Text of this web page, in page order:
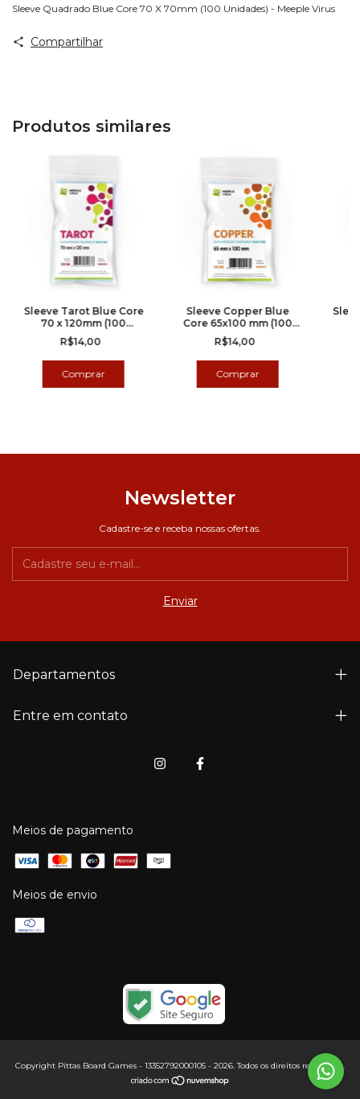
Sleeve Quadrado Blue Core 70 X 70mm (100 Unidades) - Meeple Virus
Compartilhar
Produtos similares
Sleeve Tarot Blue Core
70 x 120mm (100
Unidades) - Meeple
virus
R$14,00
Sleeve Copper Blue
Core 65x100 mm (100
Unidades) - Meeple
Virus
R$14,00
Newsletter
Cadastre-se e receba nossas ofertas.
Departamentos
Entre em contato
Meios de pagamento
Meios de envio
Copyright Pittas Board Games - 13352792000105 - 2026. Todos os direitos reservados.